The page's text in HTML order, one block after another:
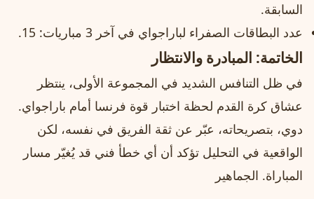
السابقة.
عدد البطاقات الصفراء لباراجواي في آخر 3 مباريات: 15.
الخاتمة: المبادرة والانتظار
في ظل التنافس الشديد في المجموعة الأولى، ينتظر
عشاق كرة القدم لحظة اختبار قوة فرنسا أمام باراجواي.
دوي، بتصريحاته، عبّر عن ثقة الفريق في نفسه، لكن
الواقعية في التحليل تؤكد أن أي خطأ فني قد يُغيّر مسار
المباراة. الجماهير